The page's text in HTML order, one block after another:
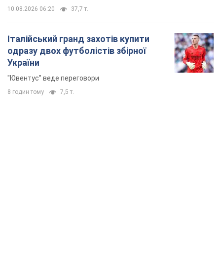
10.08.2026 06:20 37,7 т.
Італійський гранд захотів купити
одразу двох футболістів збірної
України
"Ювентус" веде переговори
8 годин тому 7,5 т.